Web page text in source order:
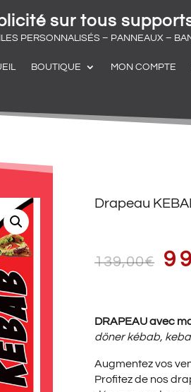
sur tous
PERSONNALISÉS – PANNEAUX –
BOUTIQUE MON COMPTE
Drapeau
139,00€
DRAPEAU avec
döner kébab,
Augmentez vos
Profitez de nos